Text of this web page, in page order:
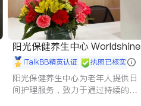
阳光保健养生中心 Worldshine
iTalkBB精英认证 执照已核实
阳光保健养生中心为老年人提供日
间护理服务，致力于通过持续的护